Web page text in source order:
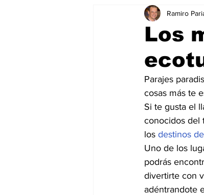
Negocios Internacionales
Los
Ramiro
Parajes
cosas más te
Si te gusta el
conocidos del
los destinos
Uno de los
podrás
divertirte con
adéntrandote